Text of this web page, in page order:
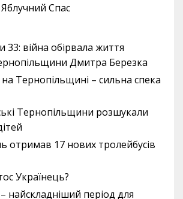
Спас
33: війна обірвала життя
Дмитра Березка
Тернопільщині – сильна спека
Тернопільщини розшукали
отримав 17 нових тролейбусів
Українець?
найскладніший період для